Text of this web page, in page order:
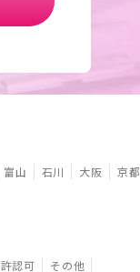
富山 石川 大阪 京都
許認可 その他